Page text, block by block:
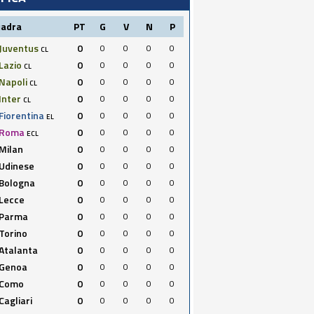
PT G V N P
Juventus CL 0 0 0 0
0
Lazio CL 0 0 0 0
0
Napoli CL 0 0 0 0
0
Inter CL 0 0 0 0
0
Fiorentina EL 0 0 0 0
0
Roma ECL 0 0 0 0
0
Milan 0 0 0 0
0
Udinese 0 0 0 0
0
Bologna 0 0 0 0
0
Lecce 0 0 0 0
0
Parma 0 0 0 0
0
Torino 0 0 0 0
0
0 0 0 0
0
Genoa 0 0 0 0
0
Como 0 0 0 0
0
Cagliari 0 0 0 0
0